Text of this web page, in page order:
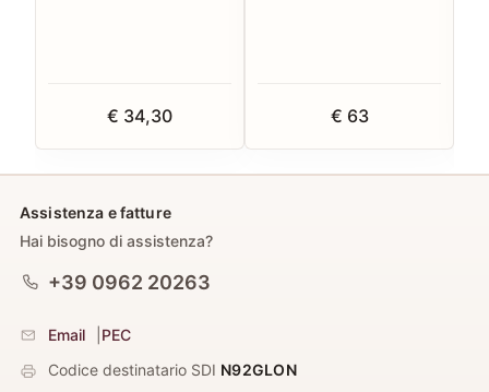
€ 34,30 € 63
Assistenza e fatture
Hai bisogno di assistenza?
+39 0962 20263
Email
PEC
Codice destinatario SDI N92GLON